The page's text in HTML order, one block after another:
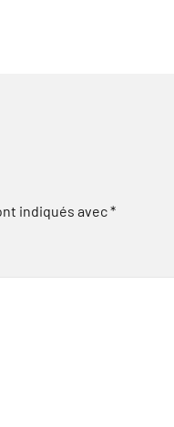
indiqués avec*